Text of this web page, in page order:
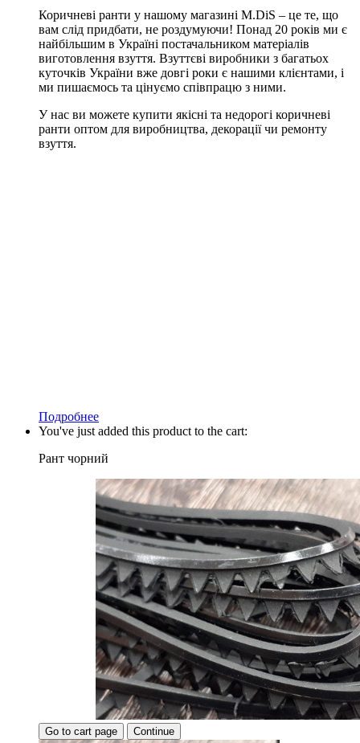
Коричневі ранти у нашому магазині M.DiS – це те, що
вам слід придбати, не роздумуючи! Понад 20 років ми є
найбільшим в Україні постачальником матеріалів
виготовлення взуття. Взуттєві виробники з багатьох
куточків України вже довгі роки є нашими клієнтами, і
ми пишаємось та цінуємо співпрацю з ними.
У нас ви можете купити якісні та недорогі коричневі
ранти оптом для виробництва, декорації чи ремонту
взуття.
Подробнее
You've just added this product to the cart:
Рант чорний
Go to cart page Continue